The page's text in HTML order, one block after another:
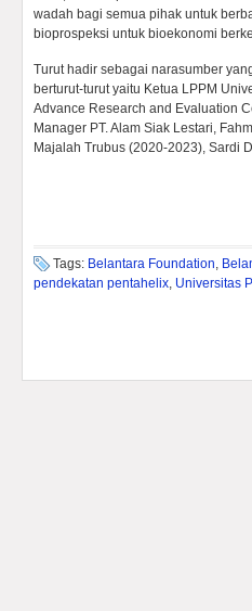
wadah bagi semua pihak untuk
bioprospeksi untuk bioekonomi
Turut hadir sebagai narasumber
berturut-turut yaitu Ketua LPPM
Advance Research and Evaluation
Manager PT. Alam Siak Lestari,
Majalah Trubus (2020-2023), Sardi
Tags: Belantara Foundation,
pendekatan pentahelix, Universitas